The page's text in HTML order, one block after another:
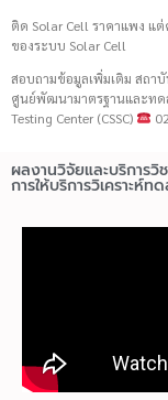
ติด Solar Cell ราคาแพง แต่
ของระบบ Solar Cell
สอบถามข้อมูลเพิ่มเติม สถ
ศูนย์พัฒนามาตรฐานและทดส
Testing Center (CSSC)
ผลงานวิจัยและบริการวิ
การให้บริการวิเคราะห์